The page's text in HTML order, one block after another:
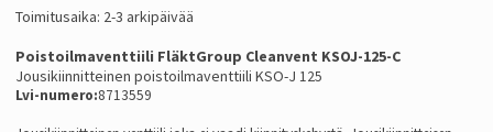
Toimitusaika: 2-3 arkipäivää
Poistoilmaventtiili FläktGroup Cleanvent KSOJ-125-C
Jousikiinnitteinen poistoilmaventtiili KSO-J 125
Lvi-numero:8713559